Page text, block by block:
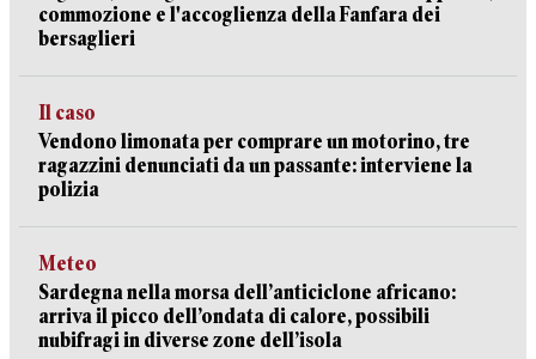
commozione e l'accoglienza della Fanfara dei
bersaglieri
Il caso
Vendono limonata per comprare un motorino, tre
ragazzini denunciati da un passante: interviene la
polizia
Meteo
Sardegna nella morsa dell’anticiclone africano:
arriva il picco dell’ondata di calore, possibili
nubifragi in diverse zone dell’isola